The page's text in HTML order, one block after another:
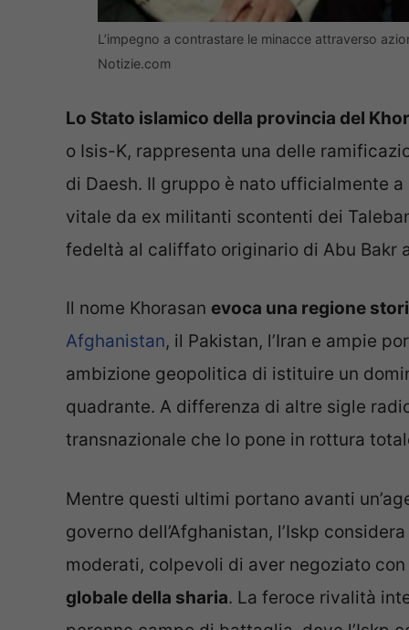
L’impegno a contrastare le minacce attraverso
Notizie.com
Lo Stato islamico della provincia del
o Isis-K, rappresenta una delle
di Daesh. Il gruppo è nato ufficialmente
vitale da ex militanti scontenti dei
fedeltà al califfato originario di Abu Bakr
Il nome Khorasan evoca una regione
Afghanistan, il Pakistan, l’Iran e ampie
ambizione geopolitica di istituire un
quadrante. A differenza di altre sigle
transnazionale che lo pone in rottura
Mentre questi ultimi portano avanti
governo dell’Afghanistan, l’Iskp
moderati, colpevoli di aver negoziato
globale della sharia. La feroce rivalità